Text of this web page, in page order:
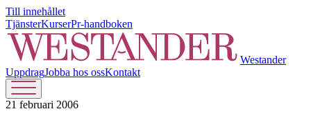
Till innehållet
TjänsterKurserPr-handboken
Westander
UppdragJobba hos ossKontakt
21 februari 2006